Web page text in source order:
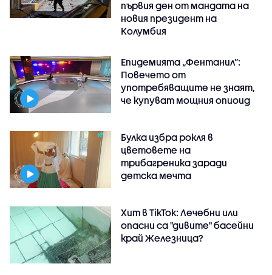
първия ден от мандата на
новия президент на
Колумбия
Епидемията „Фентанил”:
Повечето от
употребяващите не знаят,
че купуват мощния опиоид
Булка избра рокля в
цветовете на
трибагреника заради
детска мечта
Хит в TikTok: Лечебни или
опасни са "дивите" басейни
край Железница?